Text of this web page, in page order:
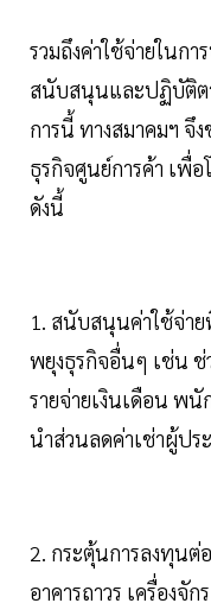
รวมถึงค่าใช้จ่ายในก
สนับสนุนและปฏิบัติตา
การนี้ ทางสมาคมฯ จึ
ธุรกิจศูนย์การค้า เพื่
ดังนี้
1. สนับสนุนค่าใช้จ่า
พยุงธุรกิจอื่นๆ เช่น ช่
รายจ่ายเงินเดือน พนั
นำส่วนลดค่าเช่าผู้ปร
2. กระตุ้นการลงทุนต่
อาคารถาวร เครื่องจั